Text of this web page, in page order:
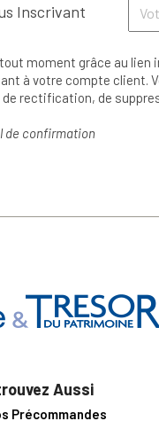
Inscrivant
moment grâce au lien
à votre compte client.
de rectification, de
de confirmation
Aussi
Précommandes